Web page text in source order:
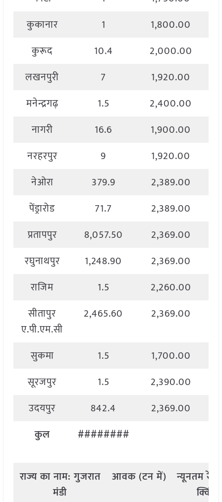
कुकानार
1
1,800.00
कुरूद
10.4
2,000.00
लखनपुरी
7
1,920.00
मनेन्द्रगढ़
1.5
2,400.00
नागरी
16.6
1,900.00
नरहरपुर
9
1,920.00
नेओरा
379.9
2,389.00
पेंड्रारोड
71.7
2,389.00
प्रतापपुर
8,057.50
2,369.00
रघुनाथपुर
1,248.90
2,369.00
राजिम
1.5
2,260.00
सीतापुर
ए.पी.एम.सी
2,465.60 2,369.00
सुकमा 1.5
1,700.00
सूरजपुर
1.5
2,390.00
उदयपुर
842.4
2,369.00
कुल
########
राज्यकानाम:गुजरात
मंडी
आवक (टनमें) न्यूनतमरेट
क्विं